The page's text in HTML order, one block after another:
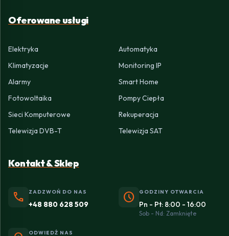
Oferowane usługi
Elektryka
Automatyka
Klimatyzacje
Monitoring IP
Alarmy
Smart Home
Fotowoltaika
Pompy Ciepła
Sieci Komputerowe
Rekuperacja
Telewizja DVB-T
Telewizja SAT
Kontakt & Sklep
phone ZADZWOŃ DO NAS
+48 880 628 509 schedule GODZINY OTWARCIA
Pn - Pt: 8:00 - 16:00
Sob - Nd: Zamknięte
ODWIEDŹ NAS